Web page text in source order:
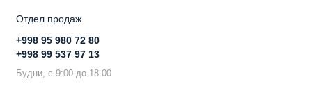
Отдел продаж
+998 95 980 72 80
+998 99 537 97 13
Будни, с 9:00 до 18.00